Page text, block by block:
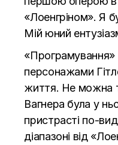
«Лоенгріном». Я
Мій юний
«Програмування»
персонажами
життя. Не можна
Вагнера була у
пристрасті по-
діапазоні від